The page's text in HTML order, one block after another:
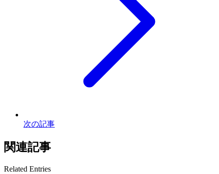
次の記事
関連記事
Related Entries